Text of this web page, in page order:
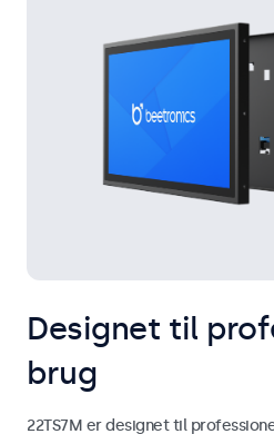
Designet til
brug
22TS7M er designet til